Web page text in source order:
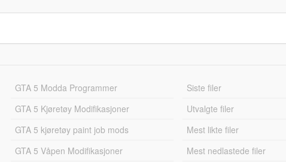
GTA 5 Modda Programmer
GTA 5 Kjøretøy Modifikasjoner
GTA 5 kjøretøy paint job mods
GTA 5 Våpen Modifikasjoner
Siste filer
Utvalgte filer
Mest likte filer
Mest nedlastede filer